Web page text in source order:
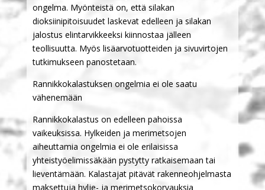
ongelma. Myönteistä on, että silakan
dioksiinipitoisuudet laskevat edelleen ja silakan
jalostus elintarvikkeeksi kiinnostaa jälleen
teollisuutta. Myös lisäarvotuotteiden ja sivuvirtojen
tutkimukseen panostetaan.
Rannikkokalastuksen ongelmia ei ole saatu
vähenemään
Rannikkokalastus on edelleen pahoissa
vaikeuksissa. Hylkeiden ja merimetsojen
aiheuttamia ongelmia ei ole erilaisissa
yhteistyöelimissäkään pystytty ratkaisemaan tai
lieventämään. Kalastajat pitävät rakenneohjelmasta
maksettuja hylje- ja merimetsokorvauksia